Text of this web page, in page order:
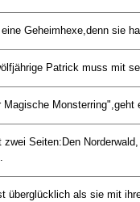
Geheimhexe,denn sie
Patrick muss mit
Magische
zwei Seiten:Den
überglücklich als sie mit